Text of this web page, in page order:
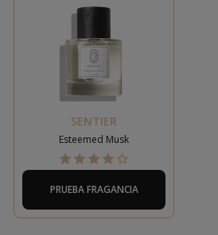
SENTIER
Esteemed Musk
PRUEBA FRAGANCIA